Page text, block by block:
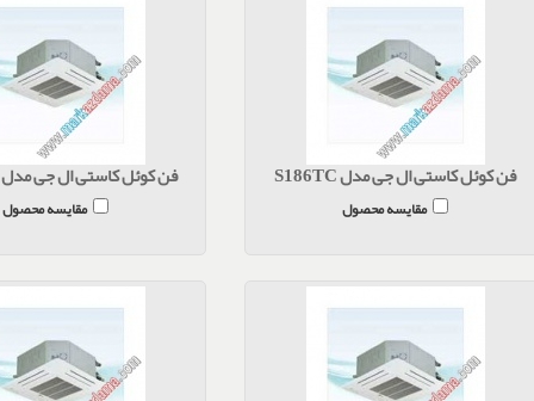
فن کوئل کاستی ال جی مدل S186TC
مقایسه محصول
فن کوئل کاستی ال جی مدل S246TQ
مقایسه محصول